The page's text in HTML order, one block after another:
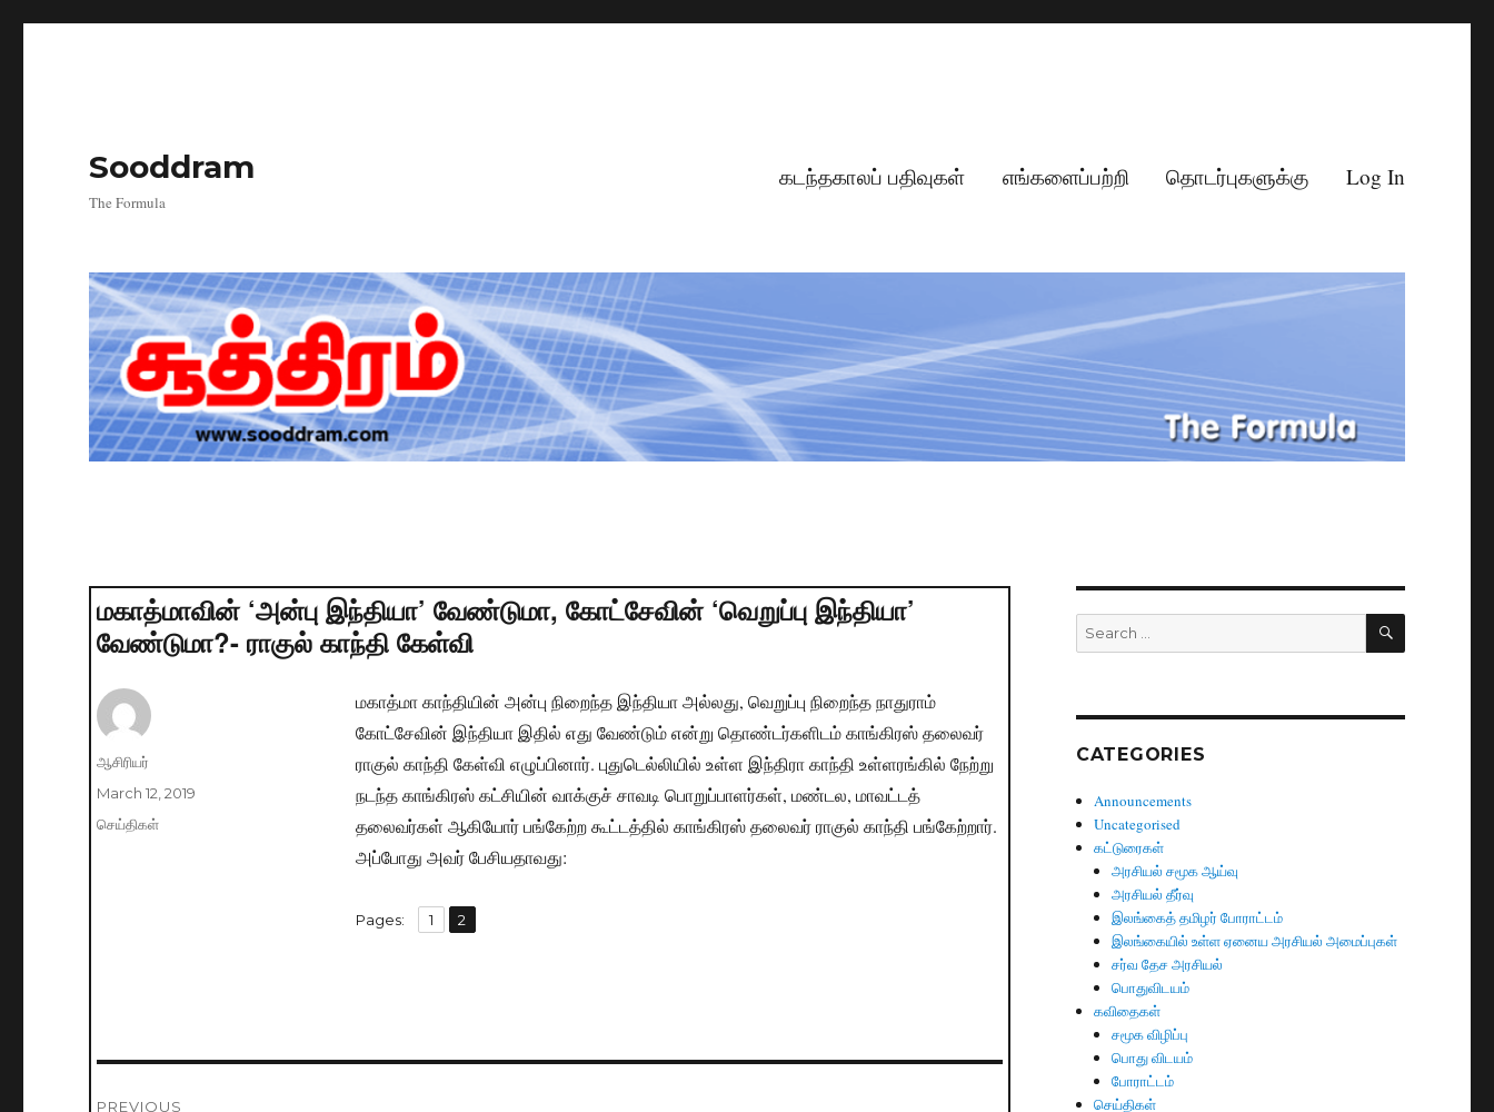
Sooddram
The Formula
கடந்தகாலப் பதிவுகள் எங்களைப்பற்றி தொடர்புகளுக்கு Log In
மகாத்மாவின் ‘அன்பு இந்தியா’ வேண்டுமா, கோட்சேவின் ‘வெறுப்பு இந்தியா’
வேண்டுமா?- ராகுல் காந்தி கேள்வி
மகாத்மா காந்தியின் அன்பு நிறைந்த இந்தியா அல்லது, வெறுப்பு நிறைந்த நாதுராம்
கோட்சேவின் இந்தியா இதில் எது வேண்டும் என்று தொண்டர்களிடம் காங்கிரஸ் தலைவர்
ராகுல் காந்தி கேள்வி எழுப்பினார். புதுடெல்லியில் உள்ள இந்திரா காந்தி உள்ளரங்கில் நேற்று
நடந்த காங்கிரஸ் கட்சியின் வாக்குச் சாவடி பொறுப்பாளர்கள், மண்டல, மாவட்டத்
தலைவர்கள் ஆகியோர் பங்கேற்ற கூட்டத்தில் காங்கிரஸ் தலைவர் ராகுல் காந்தி பங்கேற்றார்.
அப்போது அவர் பேசியதாவது:
Pages: Page
1 ,
Page
2
Author
ஆசிரியர்
Posted
on
March 12, 2019
Categories
செய்திகள்
PREVIOUS
Search
for:
SEARCH
CATEGORIES
Announcements
Uncategorised
கட்டுரைகள்
அரசியல் சமூக ஆய்வு
அரசியல் தீர்வு
இலங்கைத் தமிழர் போராட்டம்
இலங்கையில் உள்ள ஏனைய அரசியல் அமைப்புகள்
சர்வ தேச அரசியல்
பொதுவிடயம்
கவிதைகள்
சமூக விழிப்பு
பொது விடயம்
போராட்டம்
செய்திகள்